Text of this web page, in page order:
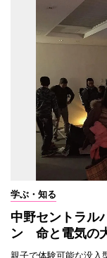
学ぶ・知る
中野セントラル
ン 命と電気の
親子で体験可能な没入